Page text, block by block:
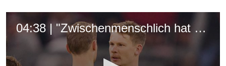
04:38 | "Zwischenmenschlich hat es nicht gefunkt"